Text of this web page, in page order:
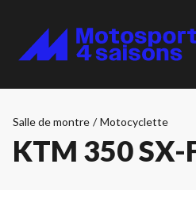
Salle de montre / Motocyclette
KTM 350 SX-